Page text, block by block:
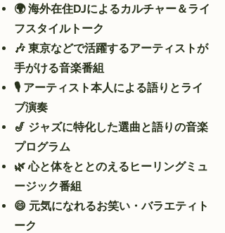
🌍 海外在住DJによるカルチャー＆ライ
フスタイルトーク
🎶 東京などで活躍するアーティストが
手がける音楽番組
🎙 アーティスト本人による語りとライ
ブ演奏
🎷 ジャズに特化した選曲と語りの音楽
プログラム
🌿 心と体をととのえるヒーリングミュ
ージック番組
😄 元気になれるお笑い・バラエティト
ーク